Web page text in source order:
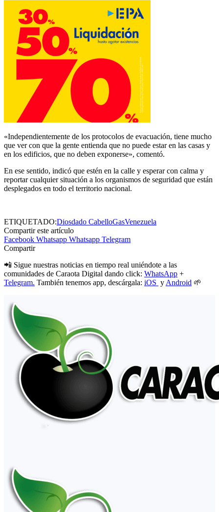
«Independientemente de los protocolos de evacuación, tiene mucho
que ver con que la gente entienda que no puede estar en las casas y
en los edificios, que no deben exponerse», comentó.
En ese sentido, indicó que estén en la calle y esperar con calma y
reportar cualquier situación a los organismos de seguridad que están
desplegados en todo el territorio nacional.
ETIQUETADO:Diosdado CabelloGasVenezuela
Compartir este artículo
Facebook Whatsapp Whatsapp Telegram
Compartir
📲 Sigue nuestras noticias en tiempo real uniéndote a las
comunidades de Caraota Digital dando click: WhatsApp +
Telegram. También tenemos app, descárgala: iOS y Android 🌱